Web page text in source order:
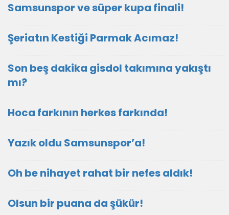
Samsunspor ve süper kupa finali!
Şeriatın Kestiği Parmak Acımaz!
Son beş dakika gisdol takımına yakıştı
mı?
Hoca farkının herkes farkında!
Yazık oldu Samsunspor’a!
Oh be nihayet rahat bir nefes aldık!
Olsun bir puana da şükür!